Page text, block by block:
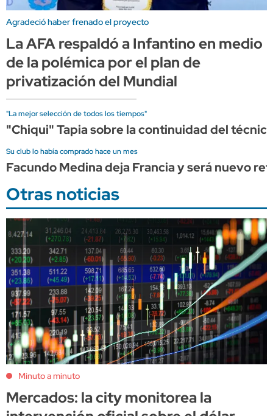
Agradeció haber frenado el proyecto
La AFA respaldó a Infantino en medio
de la polémica por el plan de
privatización del Mundial
"La mejor selección de todos los tiempos"
"Chiqui" Tapia sobre la continuidad del
Su club lo había comprado hace un mes
Facundo Medina deja Francia y será nuevo
Otras noticias
Minuto a minuto
Mercados: la city monitorea la